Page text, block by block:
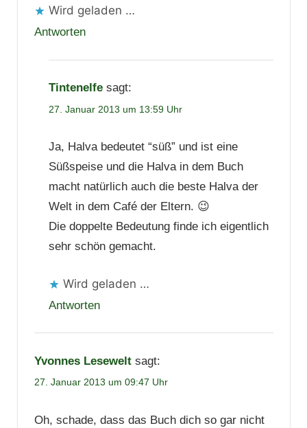
Wird geladen …
Antworten
Tintenelfe sagt:
27. Januar 2013 um 13:59 Uhr
Ja, Halva bedeutet “süß” und ist eine
Süßspeise und die Halva in dem Buch
macht natürlich auch die beste Halva der
Welt in dem Café der Eltern. 😉
Die doppelte Bedeutung finde ich eigentlich
sehr schön gemacht.
Wird geladen …
Antworten
Yvonnes Lesewelt sagt:
27. Januar 2013 um 09:47 Uhr
Oh, schade, dass das Buch dich so gar nicht